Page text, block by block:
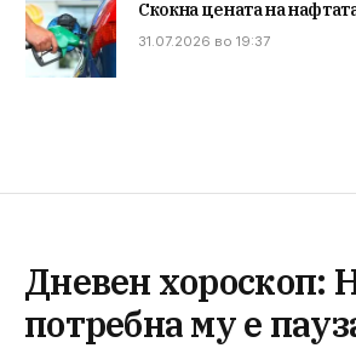
Скокна цената на
31.07.2026 во 19:37
Дневен хороскоп:
потребна му е